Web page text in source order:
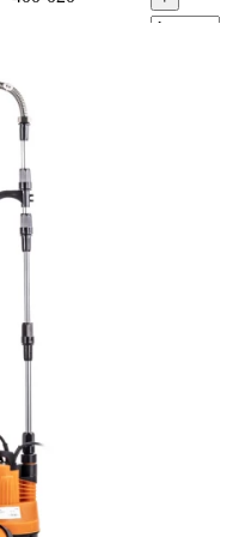
N000-
010-121
U452-
N000-
005-426-
2
005-427-
N000-
000-752
N000-
000-644